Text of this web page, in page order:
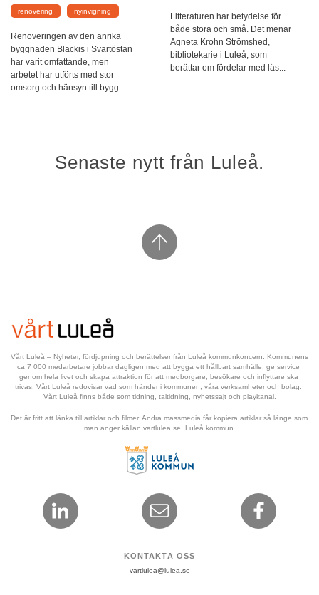
renovering nyinvigning
Renoveringen av den anrika
byggnaden Blackis i Svartöstan
har varit omfattande, men
arbetet har utförts med stor
omsorg och hänsyn till bygg...
Litteraturen har betydelse för
både stora och små. Det menar
Agneta Krohn Strömshed,
bibliotekarie i Luleå, som
berättar om fördelar med läs...
Senaste nytt från Luleå.
Vårt Luleå – Nyheter, fördjupning och berättelser från Luleå kommunkoncern. Kommunens
ca 7 000 medarbetare jobbar dagligen med att bygga ett hållbart samhälle, ge service
genom hela livet och skapa attraktion för att medborgare, besökare och inflyttare ska
trivas. Vårt Luleå redovisar vad som händer i kommunen, våra verksamheter och bolag.
Vårt Luleå finns både som tidning, taltidning, nyhetssajt och playkanal.
Det är fritt att länka till artiklar och filmer. Andra massmedia får kopiera artiklar så länge som
man anger källan vartlulea.se, Luleå kommun.
KONTAKTA OSS
vartlulea@lulea.se